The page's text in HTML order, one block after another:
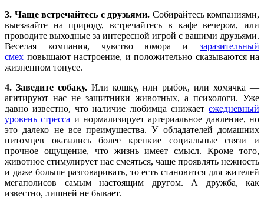
3. Чаще встречайтесь с друзьями. Собирайтесь компаниями,
выезжайте на природу, встречайтесь в кафе вечером, или
проводите выходные за интересной игрой с вашими друзьями.
Веселая компания, чувство юмора и заразительный
смех повышают настроение, и положительно сказываются на
жизненном тонусе.
4. Заведите собаку.Или кошку, или рыбок, или хомячка —
агитируют нас не защитники животных, а психологи. Уже
давно известно, что наличие любимца снижает ежедневный
уровень стресса и нормализирует артериальное давление, но
это далеко не все преимущества. У обладателей домашних
питомцев оказались более крепкие социальные связи и
прочное ощущение, что жизнь имеет смысл. Кроме того,
животное стимулирует нас смеяться, чаще проявлять нежность
и даже больше разговаривать, то есть становится для жителей
мегаполисов самым настоящим другом. А дружба, как
известно, лишней не бывает.